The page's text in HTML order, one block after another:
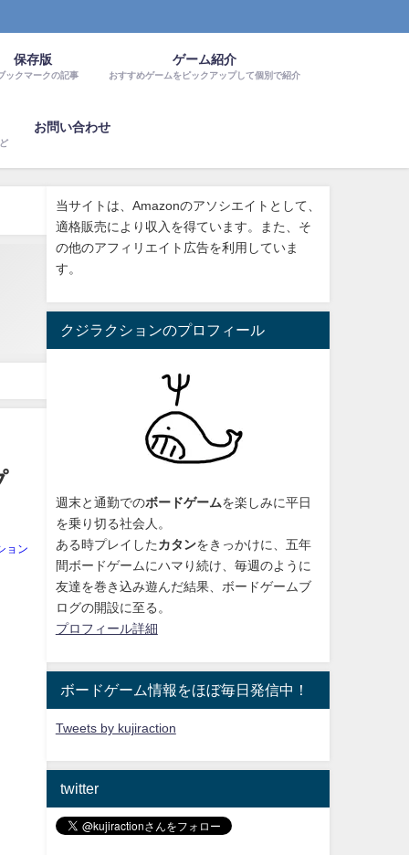
保存版
ックマークの記事
ゲーム紹介
おすすめゲームをピックアップして個別で紹介
お問い合わせ
ョン
当サイトは、Amazonのアソシエイトとして、
適格販売により収入を得ています。また、そ
の他のアフィリエイト広告を利用していま
す。
クジラクションのプロフィール
週末と通勤でのボードゲームを楽しみに平日
を乗り切る社会人。
ある時プレイした カタンをきっかけに、 五年
間ボードゲームにハマり続け 、毎週のように
友達を巻き込み遊んだ結果、ボードゲームブ
ログの開設に至る。
プロフィール詳細
ボードゲーム情報をほぼ毎日発信中！
Tweets by kujiraction
twitter